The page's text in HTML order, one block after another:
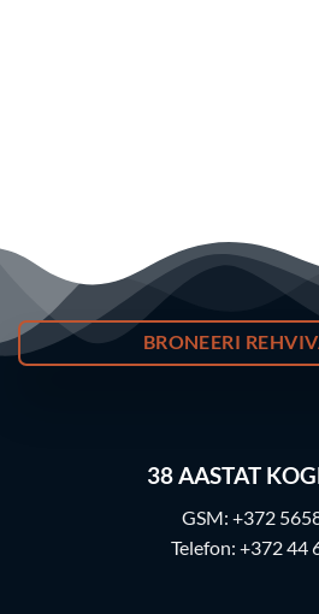
BRONEERI
38AASTAT
GSM: +372
Telefon: +372 44